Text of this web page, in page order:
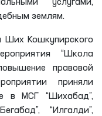
услугами,
землям.
Ших Кошкупирского
“Школа
правовой
приняли
в МСГ “Шихабад”,
“Илгалди”,